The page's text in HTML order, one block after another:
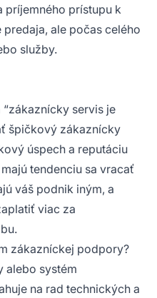
príjemného prístupu k
ale počas celého
služby.
servis je
špičkový zákaznícky
úspech a reputáciu
tendenciu sa vracať
váš podnik iným, a
viac za
zákazníckej podpory?
alebo systém
na rad technických a